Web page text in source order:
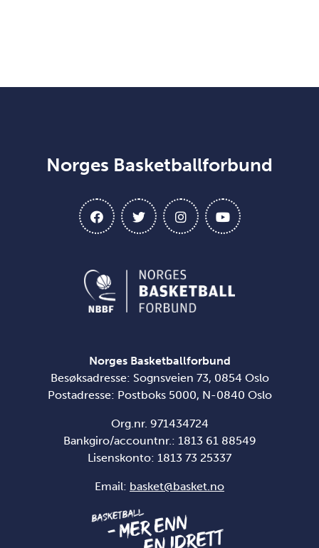
Norges Basketballforbund
Norges Basketballforbund
Besøksadresse: Sognsveien 73, 0854 Oslo
Postadresse: Postboks 5000, N-0840 Oslo
Org.nr. 971434724
Bankgiro/accountnr.: 1813 61 88549
Lisenskonto: 1813 73 25337
Email: basket@basket.no